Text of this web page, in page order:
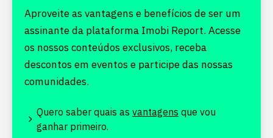
Aproveite as vantagens e benefícios de ser um
assinante da plataforma Imobi Report. Acesse
os nossos conteúdos exclusivos, receba
descontos em eventos e participe das nossas
comunidades.
Quero saber quais as vantagens que vou
ganhar primeiro.